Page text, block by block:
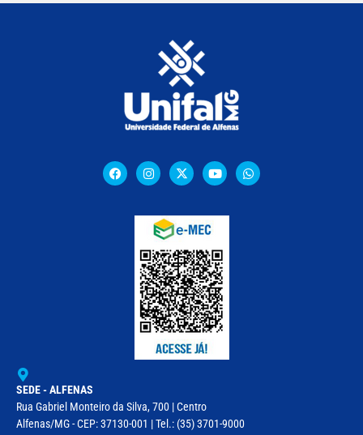
SEDE - ALFENAS
Rua Gabriel Monteiro da Silva, 700 | Centro
Alfenas/MG - CEP: 37130-001 | Tel.: (35) 3701-9000